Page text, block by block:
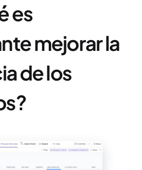
es
mejorar la
de los